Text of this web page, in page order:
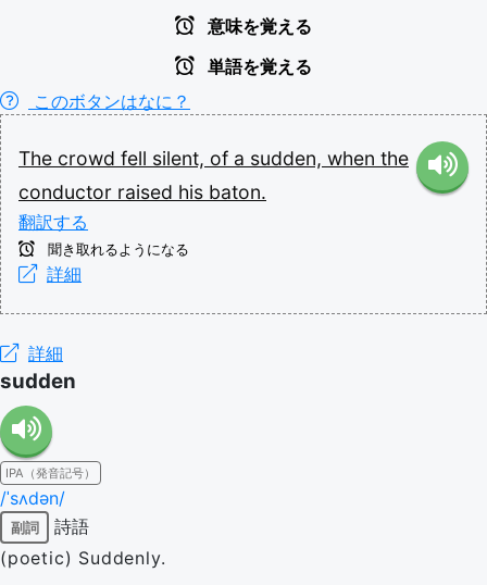
意味を覚える
単語を覚える
このボタンはなに？
The crowd fell silent, of a sudden, when the
conductor raised his baton.
翻訳する
聞き取れるようになる
詳細
詳細
sudden
IPA（発音記号）
/ˈsʌdən/
副詞
詩語
(poetic) Suddenly.